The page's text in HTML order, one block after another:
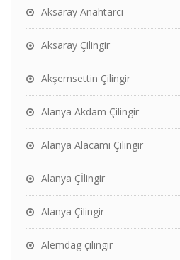
Aksaray Anahtarcı
Aksaray Çilingir
Akşemsettin Çilingir
Alanya Akdam Çilingir
Alanya Alacami Çilingir
Alanya Çİlingir
Alanya Çilingir
Alemdag çilingir